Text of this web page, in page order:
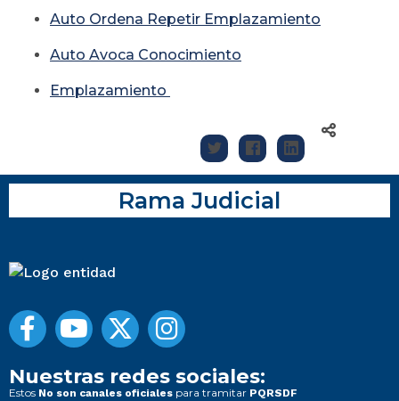
Auto Ordena Repetir Emplazamiento
Auto Avoca Conocimiento
Emplazamiento
Rama Judicial
Nuestras redes sociales:
Estos No son canales oficiales para tramitar PQRSDF